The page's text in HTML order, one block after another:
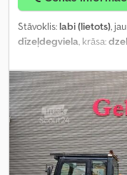
Stāvoklis: labi (lietots),
dīzeļdegviela, krāsa: